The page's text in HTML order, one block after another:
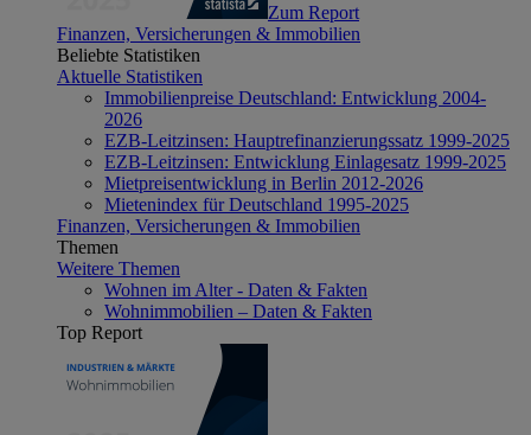
Zum Report
Finanzen, Versicherungen & Immobilien
Beliebte Statistiken
Aktuelle Statistiken
Immobilienpreise Deutschland: Entwicklung 2004-
2026
EZB-Leitzinsen: Hauptrefinanzierungssatz 1999-2025
EZB-Leitzinsen: Entwicklung Einlagesatz 1999-2025
Mietpreisentwicklung in Berlin 2012-2026
Mietenindex für Deutschland 1995-2025
Finanzen, Versicherungen & Immobilien
Themen
Weitere Themen
Wohnen im Alter - Daten & Fakten
Wohnimmobilien – Daten & Fakten
Top Report